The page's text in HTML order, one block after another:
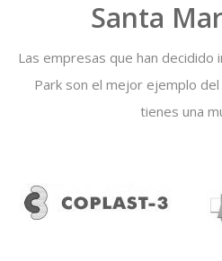
Santa
Las empresas que han decidido
Park son el mejor ejemplo
tienes una